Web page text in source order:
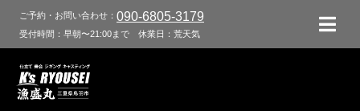
ご予約・お問い合わせ： 090-6805-3179
受付時間：早朝〜21:00まで 休業日：荒天気